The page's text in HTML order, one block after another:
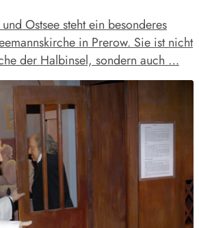
Ostsee steht ein besonderes
in Prerow. Sie ist nicht
der Halbinsel, sondern auch …